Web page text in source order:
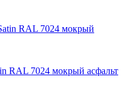
RAL 7024 мокрый асфальт